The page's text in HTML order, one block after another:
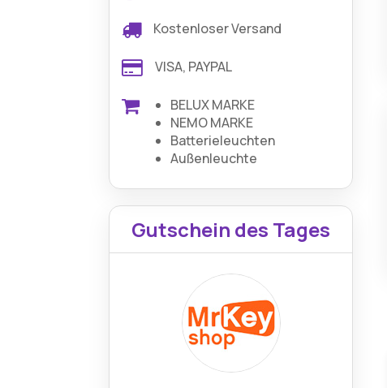
Kostenloser Versand
VISA, PAYPAL
BELUX MARKE
NEMO MARKE
Batterieleuchten
Außenleuchte
Gutschein des Tages